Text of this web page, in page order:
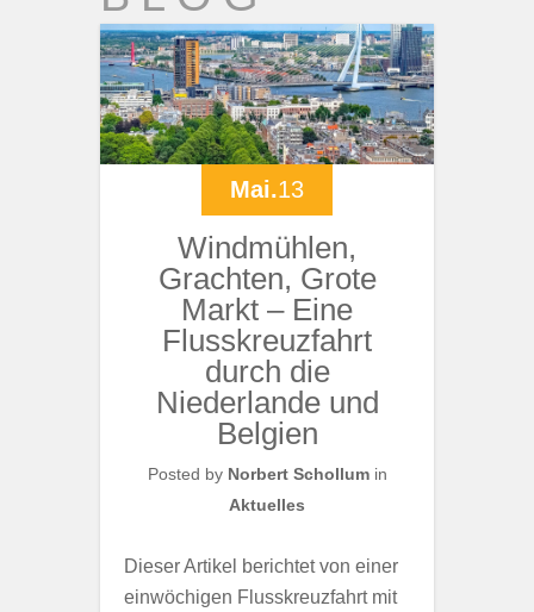
Mai.13
Windmühlen,
Grachten, Grote
Markt – Eine
Flusskreuzfahrt
durch die
Niederlande und
Belgien
Posted by Norbert Schollumin
Aktuelles
Dieser Artikel berichtet von einer
einwöchigen Flusskreuzfahrt mit